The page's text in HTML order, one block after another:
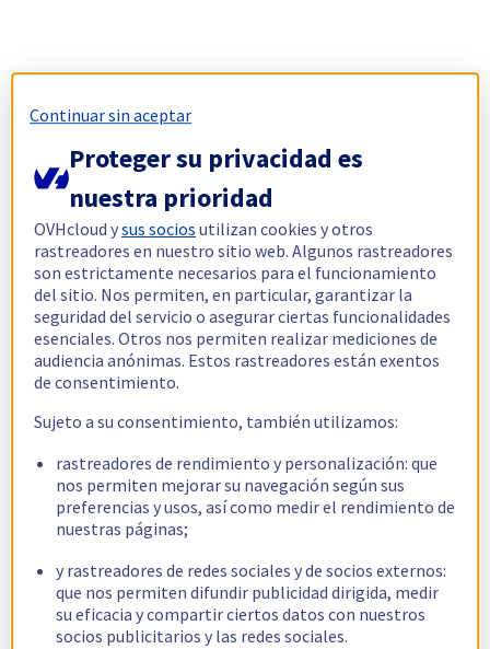
Continuar sin aceptar
Proteger su privacidad es
nuestra prioridad
OVHcloud ysus socios utilizan cookies y otros
rastreadores en nuestro sitio web. Algunos rastreadores
son estrictamente necesarios para el funcionamiento
del sitio. Nos permiten, en particular, garantizar la
seguridad del servicio o asegurar ciertas funcionalidades
esenciales. Otros nos permiten realizar mediciones de
audiencia anónimas. Estos rastreadores están exentos
de consentimiento.
Sujeto a su consentimiento, también utilizamos:
rastreadores de rendimiento y personalización: que
nos permiten mejorar su navegación según sus
preferencias y usos, así como medir el rendimiento de
nuestras páginas;
y rastreadores de redes sociales y de socios externos:
que nos permiten difundir publicidad dirigida, medir
su eficacia y compartir ciertos datos con nuestros
socios publicitarios y las redes sociales.